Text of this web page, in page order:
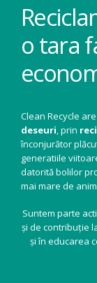
o tara
Clean Recycle
deseuri, prin
înconjurător
generatiile
datorită bolilor
mai mare de
Suntem parte
și de contribuție
și în educarea